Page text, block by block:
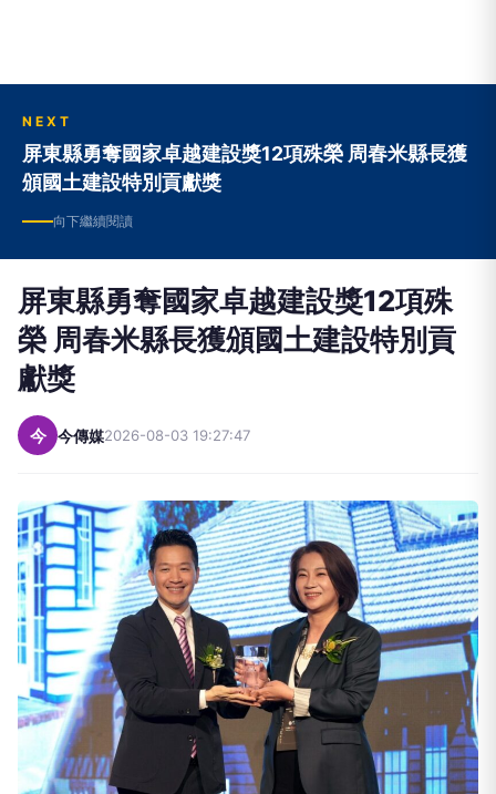
NEXT
屏東縣勇奪國家卓越建設獎12項殊榮 周春米縣長獲
頒國土建設特別貢獻獎
向下繼續閱讀
屏東縣勇奪國家卓越建設獎12項殊
榮 周春米縣長獲頒國土建設特別貢
獻獎
今 今傳媒2026-08-03 19:27:47